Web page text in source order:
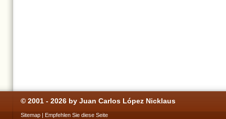
© 2001 - 2026 by Juan Carlos López Nicklaus
Sitemap | Empfehlen Sie diese Seite